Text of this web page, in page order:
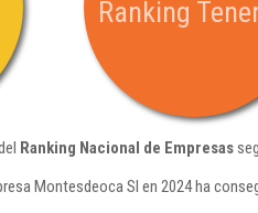
Ranking
Ranking Nacional de Empresas
Montesdeoca Sl en 2024 ha